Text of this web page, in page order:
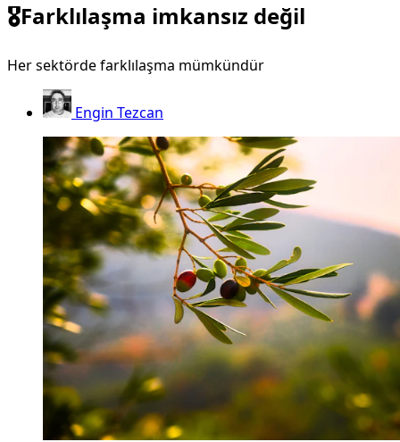
🎖️Farklılaşma imkansız değil
Her sektörde farklılaşma mümkündür
Engin Tezcan